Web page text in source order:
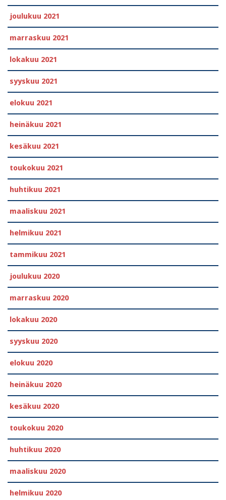
joulukuu 2021
marraskuu 2021
lokakuu 2021
syyskuu 2021
elokuu 2021
heinäkuu 2021
kesäkuu 2021
toukokuu 2021
huhtikuu 2021
maaliskuu 2021
helmikuu 2021
tammikuu 2021
joulukuu 2020
marraskuu 2020
lokakuu 2020
syyskuu 2020
elokuu 2020
heinäkuu 2020
kesäkuu 2020
toukokuu 2020
huhtikuu 2020
maaliskuu 2020
helmikuu 2020